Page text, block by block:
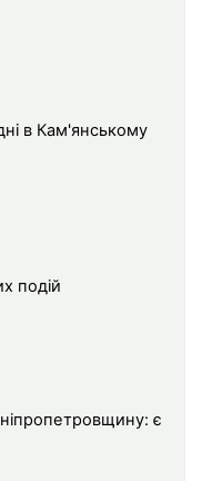
в Кам'янському
подій
є